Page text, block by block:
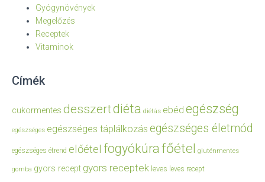
Gyógynövények
Megelőzés
Receptek
Vitaminok
Címék
cukormentes desszertdiéta diétás ebéd egészség
egészséges egészséges táplálkozás egészséges életmód
egészséges étrend előétel fogyókúrafőétel gluténmentes
gomba gyors recept gyors receptek leves leves recept